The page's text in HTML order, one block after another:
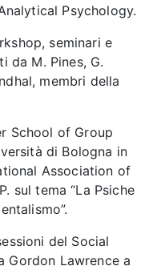
Psychology.
seminari e
da M. Pines, G.
membri della
School of Group
di Bologna in
Association of
sul tema “La Psiche
del Social
Gordon Lawrence a